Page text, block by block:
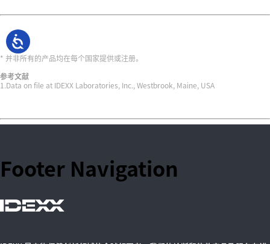
* 并非所有的产品均在每个国家提供或注册。
参考文献
1.Data on file at IDEXX Laboratories, Inc., Westbrook, Maine, USA
Footer Navigation